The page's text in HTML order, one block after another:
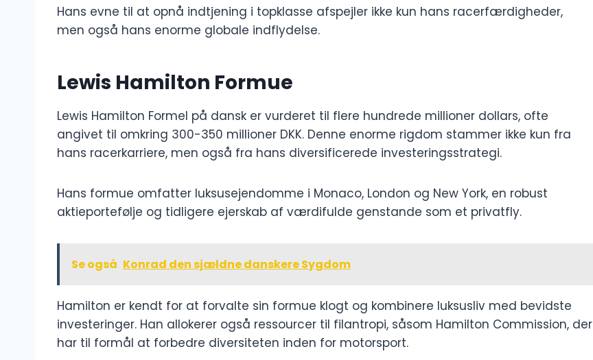
Hans evne til at opnå indtjening i topklasse afspejler ikke kun hans racerfærdigheder,
men også hans enorme globale indflydelse.
Lewis Hamilton Formue
Lewis Hamilton Formel på dansk er vurderet til flere hundrede millioner dollars, ofte
angivet til omkring 300-350 millioner DKK. Denne enorme rigdom stammer ikke kun fra
hans racerkarriere, men også fra hans diversificerede investeringsstrategi.
Hans formue omfatter luksusejendomme i Monaco, London og New York, en robust
aktieportefølje og tidligere ejerskab af værdifulde genstande som et privatfly.
Se også Konrad den sjældne danskere Sygdom
Hamilton er kendt for at forvalte sin formue klogt og kombinere luksusliv med bevidste
investeringer. Han allokerer også ressourcer til filantropi, såsom Hamilton Commission, der
har til formål at forbedre diversiteten inden for motorsport.